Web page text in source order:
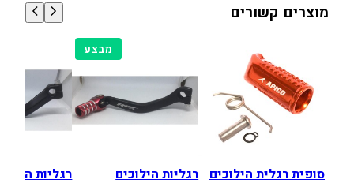
מוצרים קשורים
סופית רגלית הילוכים
מבצע
במבצע
רגליות הילוכים